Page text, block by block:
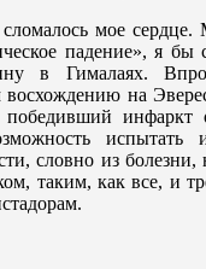
мое
падение», я бы
в Гималаях.
на
победивший
словно из
таким, как все, и